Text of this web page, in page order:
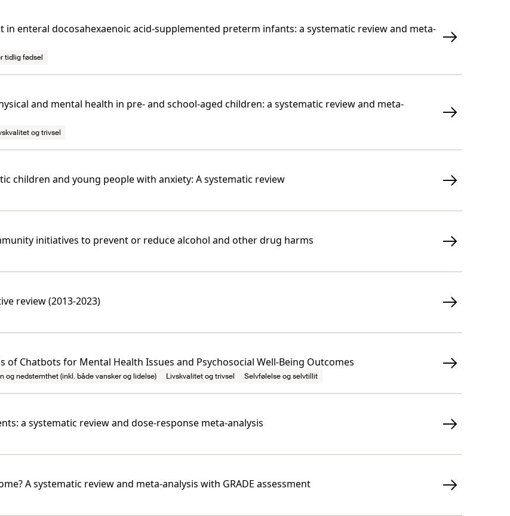
enteral docosahexaenoic acid-supplemented preterm infants: a systematic review and meta-
tidlig fødsel
and mental health in pre- and school-aged children: a systematic review and meta-
og trivsel
children and young people with anxiety: A systematic review
initiatives to prevent or reduce alcohol and other drug harms
review (2013-2023)
of Chatbots for Mental Health Issues and Psychosocial Well-Being Outcomes
og nedstemthet (inkl. både vansker og lidelse) Livskvalitet og trivsel Selvfølelse og selvtillit
a systematic review and dose-response meta-analysis
A systematic review and meta-analysis with GRADE assessment